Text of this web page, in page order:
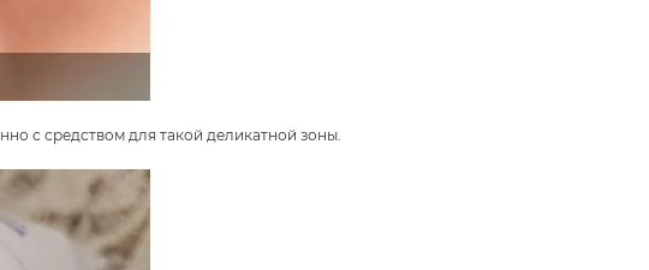
с средством для такой деликатной зоны.